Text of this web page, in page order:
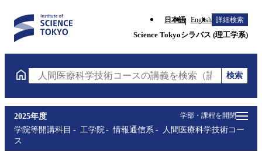
日本語 English 詳細検索
Science Tokyoシラバス (理工学系)
人間医療科学技術コースの講義を検索（講義名・科
検索
学部・課程を開閉
2025年度
学院等開講科目
工学院 情報通信系
人間医療科学技術コー
ス